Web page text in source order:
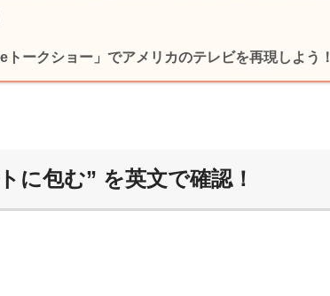
トークショー」でアメリカのテレビを再現しよう！
に包む” を英文で確認！